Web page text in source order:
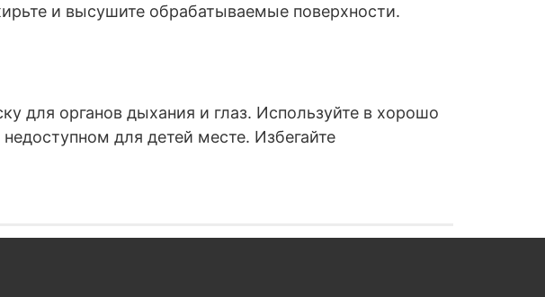
и высушите обрабатываемые поверхности.
для органов дыхания ‎и ‎глаз. Используйте в хорошо
для детей месте. Избегайте